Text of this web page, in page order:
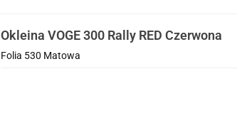
Okleina VOGE 300 Rally RED Czerwona
Folia 530 Matowa